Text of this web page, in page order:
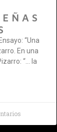
Ñ A S
“Una
En una
“… la